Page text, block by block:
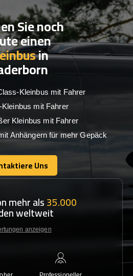
Sie noch
einen
in
Kleinbus mit Fahrer
Kleinbus mit Fahrer
Kleinbus mit Fahrer
Anhängern für mehr Gepäck
Uns
Uns
mehr als35.000
weltweit
anzeigen